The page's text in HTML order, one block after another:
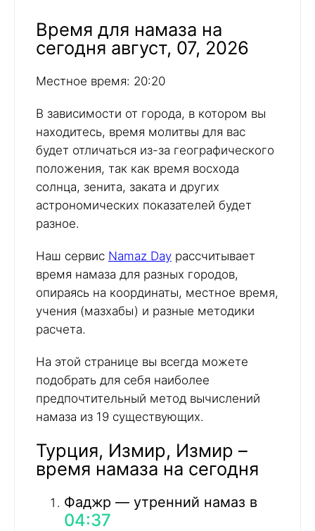
Время для намаза на
сегодня август, 07, 2026
Местное время: 20:20
В зависимости от города, в котором вы
находитесь, время молитвы для вас
будет отличаться из-за географического
положения, так как время восхода
солнца, зенита, заката и других
астрономических показателей будет
разное.
Наш сервис Namaz Day рассчитывает
время намаза для разных городов,
опираясь на координаты, местное время,
учения (мазхабы) и разные методики
расчета.
На этой странице вы всегда можете
подобрать для себя наиболее
предпочтительный метод вычислений
намаза из 19 существующих.
Турция, Измир, Измир –
время намаза на сегодня
Фаджр — утренний намаз в
04:37